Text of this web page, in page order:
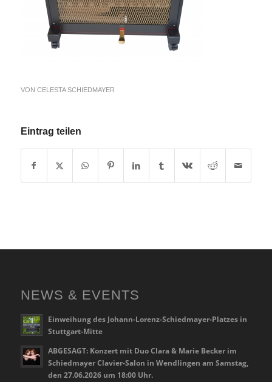
VON CELESTA SCHIEDMAYER
Eintrag teilen
NEWS & EVENTS
Einweihung des Johann-Lorenz-Schiedmayer-Platzes in
Stuttgart-Mitte
ABGESAGT: Konzert mit Duo Clara & Marie Becker im
Schiedmayer Clavier-Salon in Wendlingen am Samstag,
den 27.06.2026 um 18:00 Uhr.